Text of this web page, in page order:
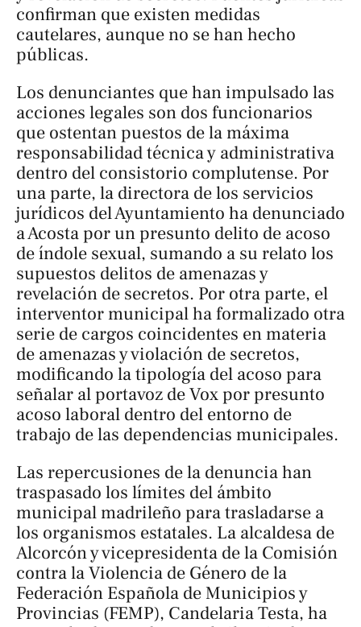
confirman que existen medidas
cautelares, aunque no se han hecho
públicas.
Los denunciantes que han impulsado las
acciones legales son dos funcionarios
que ostentan puestos de la máxima
responsabilidad técnica y administrativa
dentro del consistorio complutense. Por
una parte, la directora de los servicios
jurídicos del Ayuntamiento ha denunciado
a Acosta por un presunto delito de acoso
de índole sexual, sumando a su relato los
supuestos delitos de amenazas y
revelación de secretos. Por otra parte, el
interventor municipal ha formalizado otra
serie de cargos coincidentes en materia
de amenazas y violación de secretos,
modificando la tipología del acoso para
señalar al portavoz de Vox por presunto
acoso laboral dentro del entorno de
trabajo de las dependencias municipales.
Las repercusiones de la denuncia han
traspasado los límites del ámbito
municipal madrileño para trasladarse a
los organismos estatales. La alcaldesa de
Alcorcón y vicepresidenta de la Comisión
contra la Violencia de Género de la
Federación Española de Municipios y
Provincias (FEMP), Candelaria Testa, ha